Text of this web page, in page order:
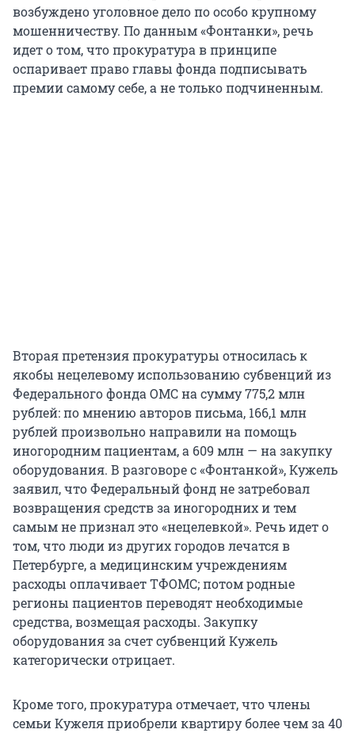
возбуждено уголовное дело по особо крупному
мошенничеству. По данным «Фонтанки», речь
идет о том, что прокуратура в принципе
оспаривает право главы фонда подписывать
премии самому себе, а не только подчиненным.
Вторая претензия прокуратуры относилась к
якобы нецелевому использованию субвенций из
Федерального фонда ОМС на сумму 775,2 млн
рублей: по мнению авторов письма, 166,1 млн
рублей произвольно направили на помощь
иногородним пациентам, а 609 млн — на закупку
оборудования. В разговоре с «Фонтанкой», Кужель
заявил, что Федеральный фонд не затребовал
возвращения средств за иногородних и тем
самым не признал это «нецелевкой». Речь идет о
том, что люди из других городов лечатся в
Петербурге, а медицинским учреждениям
расходы оплачивает ТФОМС; потом родные
регионы пациентов переводят необходимые
средства, возмещая расходы. Закупку
оборудования за счет субвенций Кужель
категорически отрицает.
Кроме того, прокуратура отмечает, что члены
семьи Кужеля приобрели квартиру более чем за 40